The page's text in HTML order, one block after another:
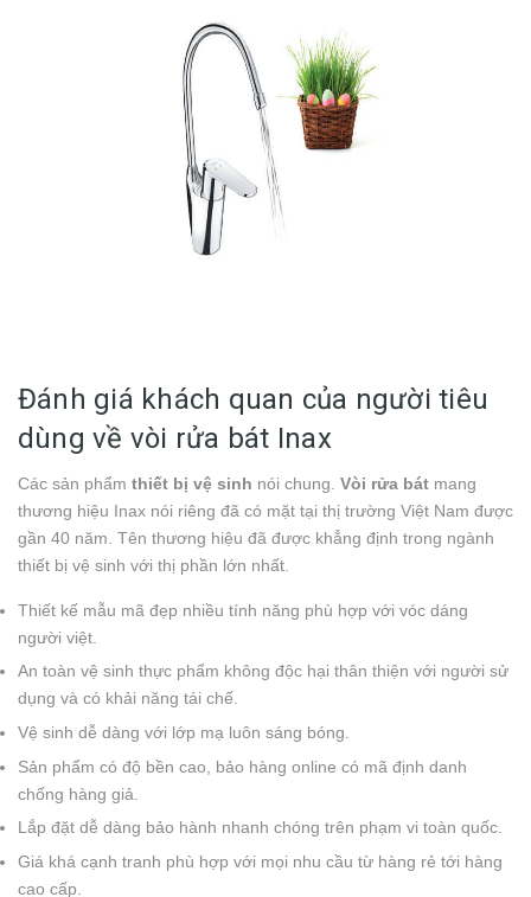
Đánh giá khách quan của người tiêu
dùng về vòi rửa bát Inax
Các sản phẩm thiết bị vệ sinh nói chung. Vòi rửa bát mang
thương hiệu Inax nói riêng đã có mặt tại thị trường Việt Nam được
gần 40 năm. Tên thương hiệu đã được khẳng định trong ngành
thiết bị vệ sinh với thị phần lớn nhất.
Thiết kế mẫu mã đẹp nhiều tính năng phù hợp với vóc dáng
người việt.
An toàn vệ sinh thực phẩm không độc hại thân thiện với người sử
dụng và có khải năng tái chế.
Vệ sinh dễ dàng với lớp mạ luôn sáng bóng.
Sản phẩm có độ bền cao, bảo hàng online có mã định danh
chống hàng giả.
Lắp đặt dễ dàng bảo hành nhanh chóng trên phạm vi toàn quốc.
Giá khá cạnh tranh phù hợp với mọi nhu cầu từ hàng rẻ tới hàng
cao cấp.